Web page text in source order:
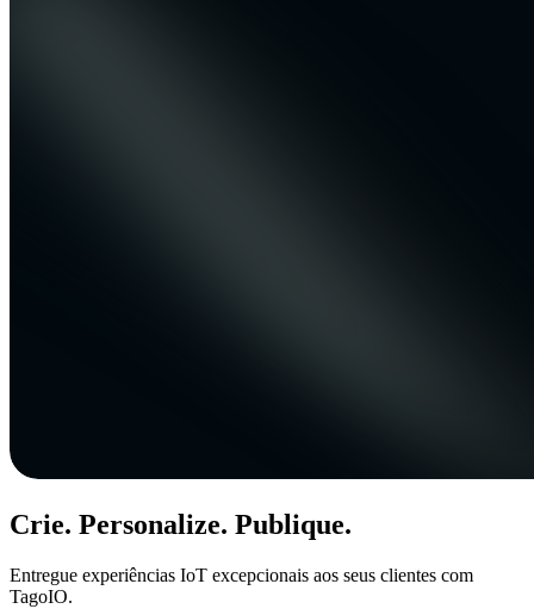
Crie. Personalize. Publique.
Entregue experiências IoT excepcionais aos seus clientes com
TagoIO.